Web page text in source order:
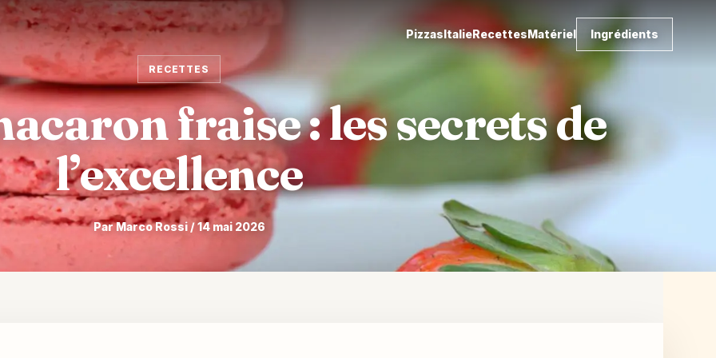
PizzasItalieRecettesMatériel Ingrédients
RECETTES
fraise : les secrets de
l’excellence
Par Marco Rossi / 14 mai 2026